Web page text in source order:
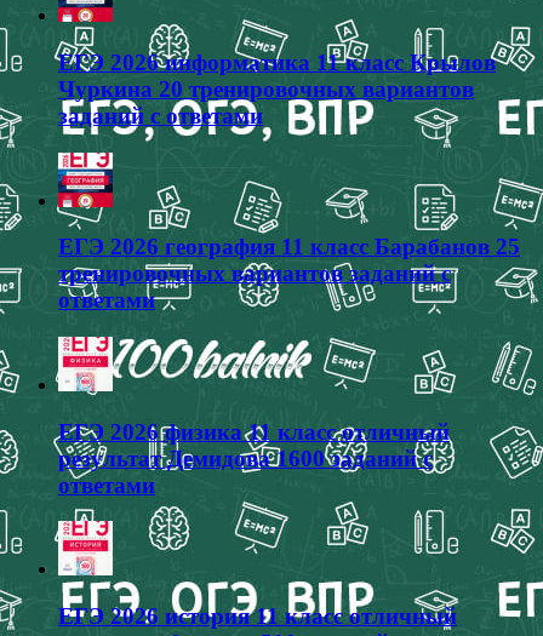
ЕГЭ 2026 информатика 11 класс Крылов
Чуркина 20 тренировочных вариантов
заданий с ответами
ЕГЭ 2026 география 11 класс Барабанов 25
тренировочных вариантов заданий с
ответами
ЕГЭ 2026 физика 11 класс отличный
результат Демидова 1600 заданий с
ответами
ЕГЭ 2026 история 11 класс отличный